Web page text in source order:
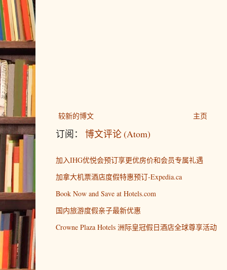
较新的博文 主页
订阅： 博文评论 (Atom)
加入IHG优悦会预订享更优房价和会员专属礼遇
加拿大机票酒店度假特惠预订-Expedia.ca
Book Now and Save at Hotels.com
国内旅游度假亲子最新优惠
Crowne Plaza Hotels 洲际皇冠假日酒店全球尊享活动